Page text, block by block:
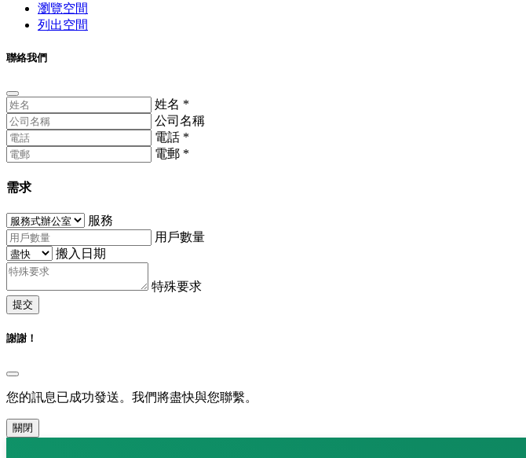
瀏覽空間
列出空間
聯絡我們
姓名 *
公司名稱
電話 *
電郵 *
需求
服務
用戶數量
搬入日期
特殊要求
提交
謝謝！
您的訊息已成功發送。我們將盡快與您聯繫。
關閉